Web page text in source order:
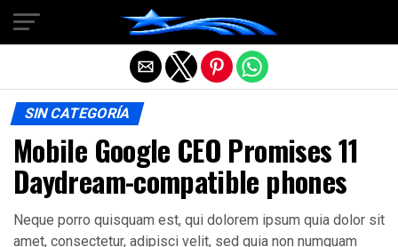
SIN CATEGORÍA
Mobile Google CEO Promises 11
Daydream-compatible phones
Neque porro quisquam est, qui dolorem ipsum quia dolor sit
amet, consectetur, adipisci velit, sed quia non numquam
Salir de la versión móvil